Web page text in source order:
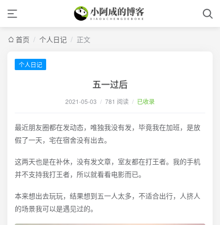
首页 / 个人日记 / 正文
个人日记
五一过后
2021-05-03 / 781 阅读 / 已收录
最近朋友圈都在发动态，唯独我没有发，毕竟我在加班，是放
假了一天，宅在宿舍没有出去。
这两天也是在补休，没有发文章，室友都在打王者。我的手机
并不支持我打王者，所以就看看电影而已。
本来想出去玩玩，结果想到五一人太多，不适合出行，人挤人
的场景我可以是遇见过的。